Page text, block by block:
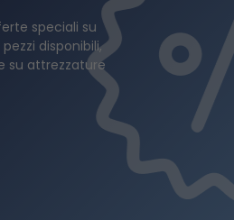
speciali su
disponibili,
su attrezzature